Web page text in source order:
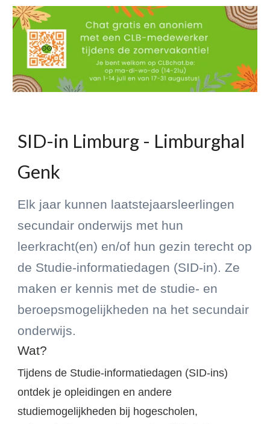
SID-in Limburg - Limburghal
Genk
Elk jaar kunnen laatstejaarsleerlingen
secundair onderwijs met hun
leerkracht(en) en/of hun gezin terecht op
de Studie-informatiedagen (SID-in). Ze
maken er kennis met de studie- en
beroepsmogelijkheden na het secundair
onderwijs.
Wat?
Tijdens de Studie-informatiedagen (SID-ins)
ontdek je opleidingen en andere
studiemogelijkheden bij hogescholen,